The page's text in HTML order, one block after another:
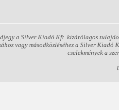
a Silver Kiadó Kft. kizárólagos
vagy másodközléséhez a Silver
cselekmények a